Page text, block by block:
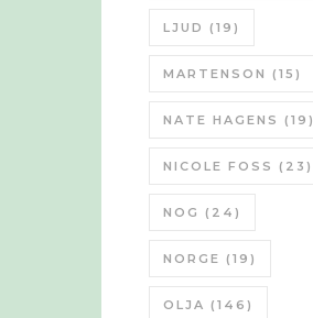
LJUD (19)
MARTENSON (15)
NATE HAGENS (19)
NICOLE FOSS (23)
NOG (24)
NORGE (19)
OLJA (146)